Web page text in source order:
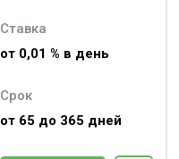
Ставка
от 0,01 % в день
Срок
от 65 до 365 дней